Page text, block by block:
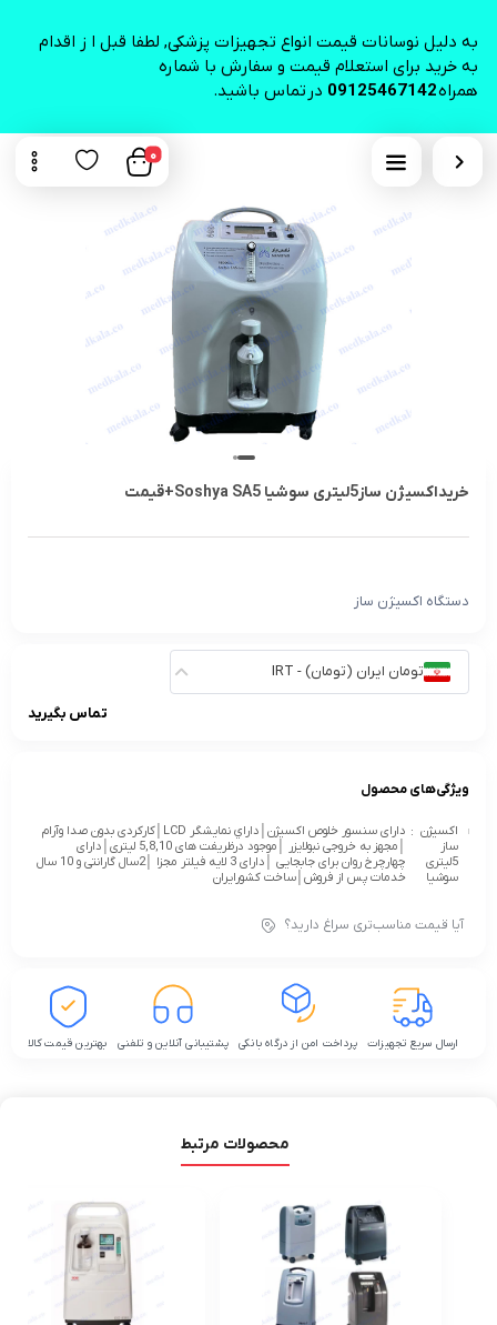
به دلیل نوسانات قیمت انواع تجهیزات پزشکی, لطفا قبل ا ز اقدام
به خرید برای استعلام قیمت و سفارش با شماره
همراه09125467142 در تماس باشید.
0
خریداکسیژن ساز5لیتری سوشیا Soshya SA5+قیمت
دستگاه اکسیژن ساز
تومان ایران (تومان) - IRT
تماس بگیرید
ویژگی‌های محصول
اکسیژن
ساز
5لیتری
سوشیا
:
دارای سنسور خلوص اکسيژن│داراي نمايشگر LCD│کارکردی بدون صدا وآرام
│مجهز به خروجی نبولايزر │موجود درظریفت های 5,8,10 لیتری│دارای
چهارچرخ روان برای جابجایی │دارای 3 لايه فيلتر مجزا │2سال گارانتی و 10 سال
خدمات پس از فروش│ساخت کشورایران
آیا قیمت مناسب‌تری سراغ دارید؟
ارسال سریع تجهیزات پرداخت امن از درگاه بانکی پشتیبانی آنلاین و تلفنی بهترین قیمت کالا
محصولات مرتبط